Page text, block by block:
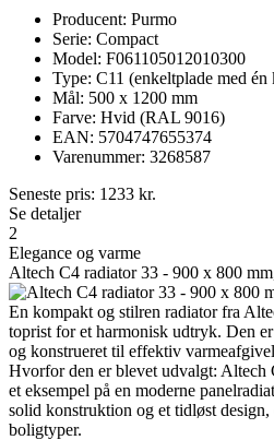
Producent: Purmo
Serie: Compact
Model: F061105012010300
Type: C11 (enkeltplade med
Mål: 500 x 1200 mm
Farve: Hvid (RAL 9016)
EAN: 5704747655374
Varenummer: 3268587
Seneste pris: 1233 kr.
Se detaljer
2
Elegance og varme
Altech C4 radiator 33 - 900 x 800
En kompakt og stilren radiator fra
toprist for et harmonisk udtryk. Den
og konstrueret til effektiv
Hvorfor den er blevet udvalgt: Altech
et eksempel på en moderne
solid konstruktion og et tidløst design,
boligtyper.